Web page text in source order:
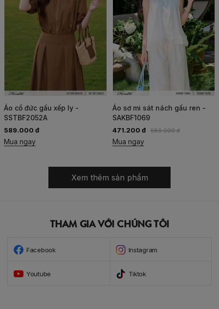
Áo cổ đức gấu xếp ly -
SSTBF2052A
589.000 đ
Mua ngay
Áo sơ mi sát nách gấu ren -
SAKBF1069
471.200 đ 589.000 đ
Mua ngay
Xem thêm sản phẩm
THAM GIA VỚI CHÚNG TÔI
Facebook Instagram
Youtube Tiktok